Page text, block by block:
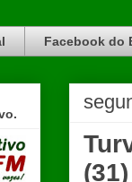
Facebook do
(31)